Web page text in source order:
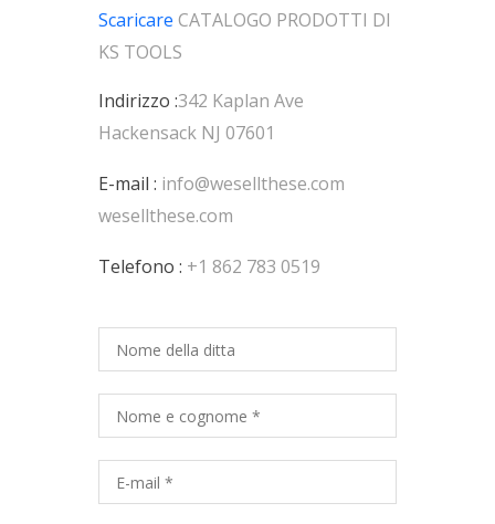
Scaricare CATALOGO PRODOTTI DI
KS TOOLS
Indirizzo :342 Kaplan Ave
Hackensack NJ 07601
E-mail : info@wesellthese.com
wesellthese.com
Telefono : +1 862 783 0519